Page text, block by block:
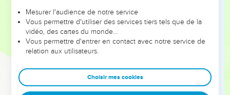
Aaron (ch.16 à 18), murmures (ch. 20), idolâtrie et immoralité
(ch. 25). Le Nouveau Testament nous encourage à nous
laisser instruire par ces événements : « Tous ces faits nous
servent d’exemples pour nous avertir de ne pas tolérer en
succombé » (1 Co 10.6). Mais il rappelle aussi que, comme il
l’a été pour Israël dans le désert, « Dieu est fidèle » (1 Co
Mesurer l'audience de notre service
Vous permettre d'utiliser des services tiers tels que de la
vidéo, des cartes du monde…
Vous permettre d'entrer en contact avec notre service de
relation aux utilisateurs.
Choisir mes cookies